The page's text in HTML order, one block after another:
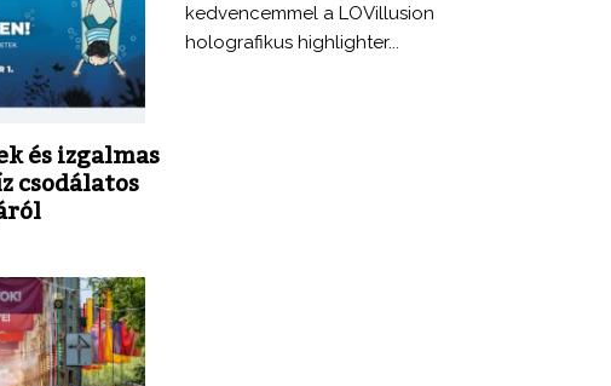
és izgalmas
csodálatos
kedvencemmel a LOVillusion
holografikus highlighter...